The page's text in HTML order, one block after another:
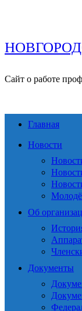
Сайт о работе
Главная
Новости
Об
Документы